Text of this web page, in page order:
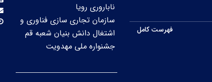
فهرست کامل
ناباروری رویا
سازمان تجاری سازی فناوری و
اشتغال دانش بنیان شعبه قم
جشنواره ملی مهدویت